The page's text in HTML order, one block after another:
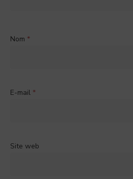
Nom *
E-mail *
Site web